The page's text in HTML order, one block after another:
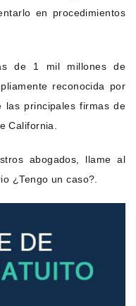
en procedimientos
de 1 mil millones de
reconocida por
las principales firmas de
California.
abogados, llame al
¿Tengo un caso?.